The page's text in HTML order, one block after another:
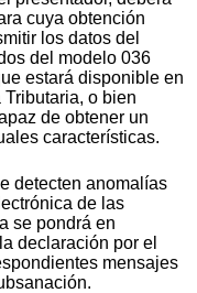
cuya obtención
los datos del
del modelo 036
estará disponible en
o bien
de obtener un
características.
detecten anomalías
de las
se pondrá en
declaración por el
mensajes